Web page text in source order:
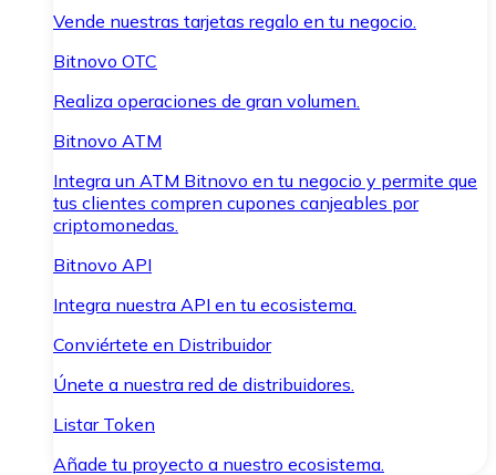
Vende nuestras tarjetas regalo en tu negocio.
Bitnovo OTC
Realiza operaciones de gran volumen.
Bitnovo ATM
Integra un ATM Bitnovo en tu negocio y permite que
tus clientes compren cupones canjeables por
criptomonedas.
Bitnovo API
Integra nuestra API en tu ecosistema.
Conviértete en Distribuidor
Únete a nuestra red de distribuidores.
Listar Token
Añade tu proyecto a nuestro ecosistema.